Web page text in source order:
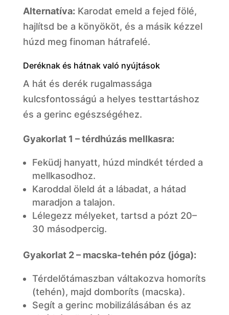
Alternatíva:Karodat emeld a fejed fölé,
hajlítsd be a könyököt, és a másik kézzel
húzd meg finoman hátrafelé.
Deréknak és hátnak való nyújtások
A hát és derék rugalmassága
kulcsfontosságú a helyes testtartáshoz
és a gerinc egészségéhez.
Gyakorlat 1 – térdhúzás mellkasra:
Feküdj hanyatt, húzd mindkét térded a
mellkasodhoz.
Karoddal öleld át a lábadat, a hátad
maradjon a talajon.
Lélegezz mélyeket, tartsd a pózt 20–
30 másodpercig.
Gyakorlat 2 – macska-tehén póz (jóga):
Térdelőtámaszban váltakozva homoríts
(tehén), majd domboríts (macska).
Segít a gerinc mobilizálásában és az